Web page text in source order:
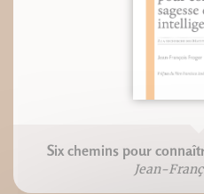
Six chemins pour
Jean-